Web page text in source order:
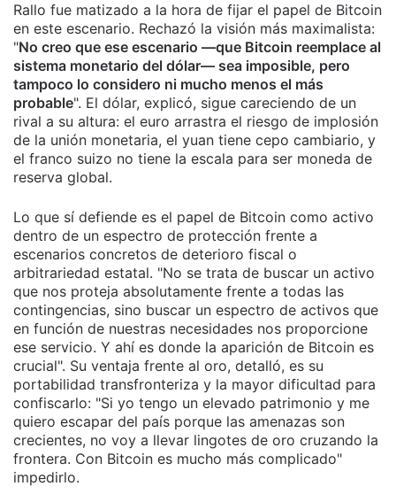
Rallo fue matizado a la hora de fijar el papel de Bitcoin
en este escenario. Rechazó la visión más maximalista:
"No creo que ese escenario —que Bitcoin reemplace al
sistema monetario del dólar— sea imposible, pero
tampoco lo considero ni mucho menos el más
probable". El dólar, explicó, sigue careciendo de un
rival a su altura: el euro arrastra el riesgo de implosión
de la unión monetaria, el yuan tiene cepo cambiario, y
el franco suizo no tiene la escala para ser moneda de
reserva global.
Lo que sí defiende es el papel de Bitcoin como activo
dentro de un espectro de protección frente a
escenarios concretos de deterioro fiscal o
arbitrariedad estatal. "No se trata de buscar un activo
que nos proteja absolutamente frente a todas las
contingencias, sino buscar un espectro de activos que
en función de nuestras necesidades nos proporcione
ese servicio. Y ahí es donde la aparición de Bitcoin es
crucial". Su ventaja frente al oro, detalló, es su
portabilidad transfronteriza y la mayor dificultad para
confiscarlo: "Si yo tengo un elevado patrimonio y me
quiero escapar del país porque las amenazas son
crecientes, no voy a llevar lingotes de oro cruzando la
frontera. Con Bitcoin es mucho más complicado"
impedirlo.